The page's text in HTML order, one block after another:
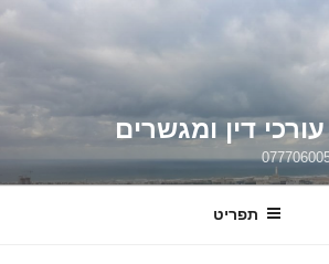
דין ומגשרים
תפריט